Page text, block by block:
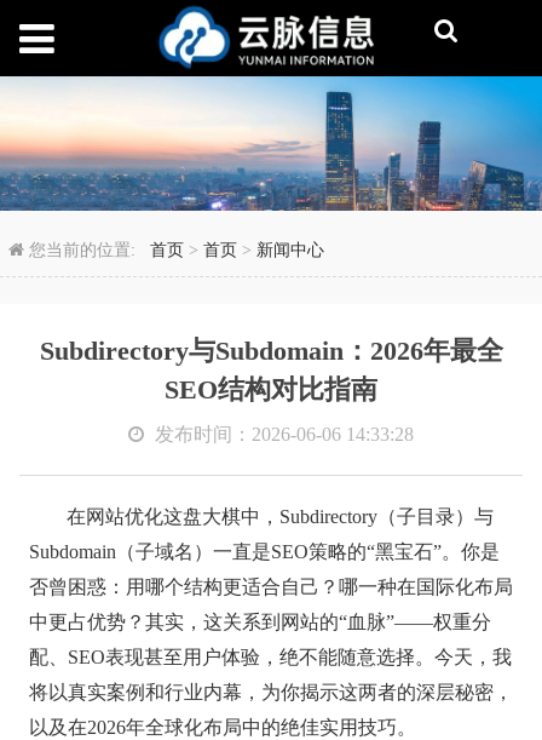
Subdirectory与
您当前的位置:首页 >首页 > 新闻中心
Subdirectory与Subdomain：2026年最全
SEO结构对比指南
发布时间：2026-06-06 14:33:28
在网站优化这盘大棋中，Subdirectory（子目录）与
Subdomain（子域名）一直是SEO策略的“黑宝石”。你是
否曾困惑：用哪个结构更适合自己？哪一种在国际化布局
中更占优势？其实，这关系到网站的“血脉”——权重分
配、SEO表现甚至用户体验，绝不能随意选择。今天，我
将以真实案例和行业内幕，为你揭示这两者的深层秘密，
以及在2026年全球化布局中的绝佳实用技巧。